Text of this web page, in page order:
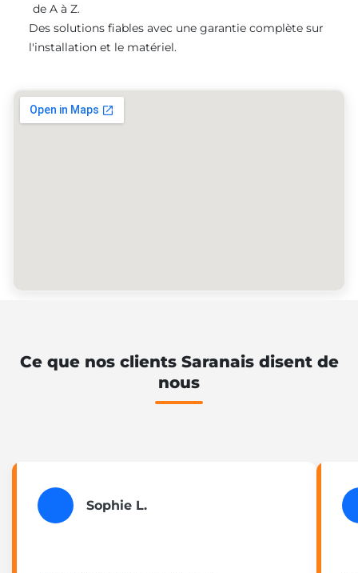
de A à Z.
Des solutions fiables avec une garantie complète sur
l'installation et le matériel.
Ce que nos clients Saranais disent de
nous
Sophie L.